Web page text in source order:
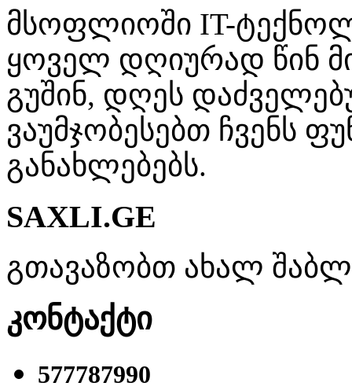
მსოფლიოში IT-
ყოველ დღიურად წინ
გუშინ, დღეს
ვაუმჯობესებთ ჩვენს
განახლებებს.
SAXLI.GE
გთავაზობთ ახალ
კონტაქტი
577787990